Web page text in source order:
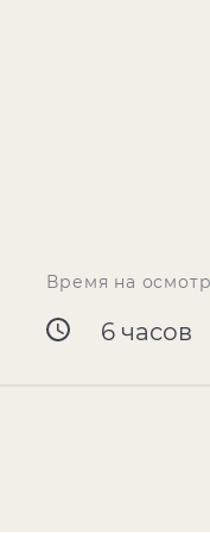
Время на осмотр
6 часов